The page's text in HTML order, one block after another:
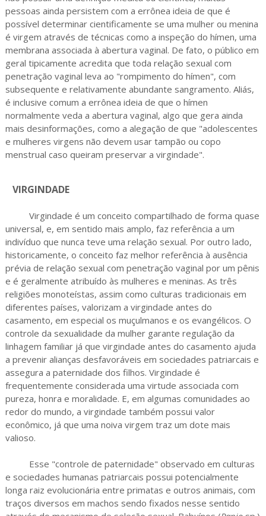
pessoas ainda persistem com a errônea ideia de que é
possível determinar cientificamente se uma mulher ou menina
é virgem através de técnicas como a inspeção do hímen, uma
membrana associada à abertura vaginal. De fato, o público em
geral tipicamente acredita que toda relação sexual com
penetração vaginal leva ao "rompimento do hímen", com
subsequente e relativamente abundante sangramento. Aliás,
é inclusive comum a errônea ideia de que o hímen
normalmente veda a abertura vaginal, algo que gera ainda
mais desinformações, como a alegação de que "adolescentes
e mulheres virgens não devem usar tampão ou copo
menstrual caso queiram preservar a virgindade".
VIRGINDADE
Virgindade é um conceito compartilhado de forma quase
universal, e, em sentido mais amplo, faz referência a um
indivíduo que nunca teve uma relação sexual. Por outro lado,
historicamente, o conceito faz melhor referência à ausência
prévia de relação sexual com penetração vaginal por um pênis
e é geralmente atribuído às mulheres e meninas. As três
religiões monoteístas, assim como culturas tradicionais em
diferentes países, valorizam a virgindade antes do
casamento, em especial os muçulmanos e os evangélicos. O
controle da sexualidade da mulher garante regulação da
linhagem familiar já que virgindade antes do casamento ajuda
a prevenir alianças desfavoráveis em sociedades patriarcais e
assegura a paternidade dos filhos. Virgindade é
frequentemente considerada uma virtude associada com
pureza, honra e moralidade. E, em algumas comunidades ao
redor do mundo, a virgindade também possui valor
econômico, já que uma noiva virgem traz um dote mais
valioso.
Esse "controle de paternidade" observado em culturas
e sociedades humanas patriarcais possui potencialmente
longa raiz evolucionária entre primatas e outros animais, com
traços diversos em machos sendo fixados nesse sentido